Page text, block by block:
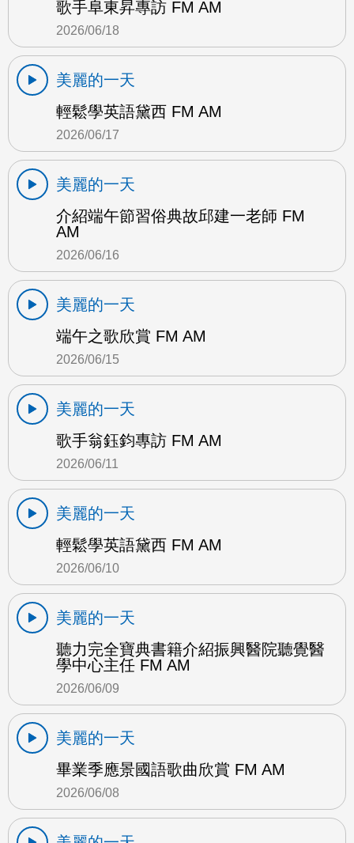
歌手阜東昇專訪 FM AM
2026/06/18
美麗的一天
輕鬆學英語黛西 FM AM
2026/06/17
美麗的一天
介紹端午節習俗典故邱建一老師 FM
AM
2026/06/16
美麗的一天
端午之歌欣賞 FM AM
2026/06/15
美麗的一天
歌手翁鈺鈞專訪 FM AM
2026/06/11
美麗的一天
輕鬆學英語黛西 FM AM
2026/06/10
美麗的一天
聽力完全寶典書籍介紹振興醫院聽覺醫
學中心主任 FM AM
2026/06/09
美麗的一天
畢業季應景國語歌曲欣賞 FM AM
2026/06/08